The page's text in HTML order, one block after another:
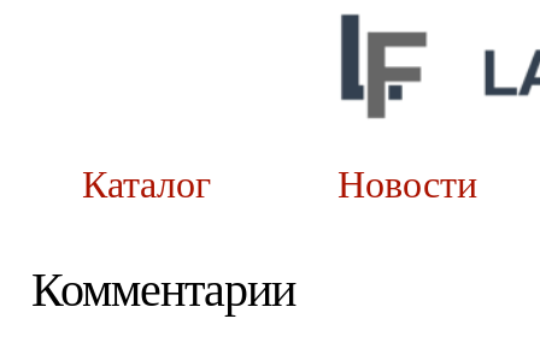
Каталог
Комментарии